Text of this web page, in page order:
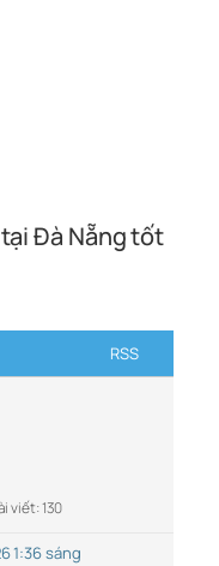
Đà Nẵng tốt
RSS
viết: 130
1:36 sáng